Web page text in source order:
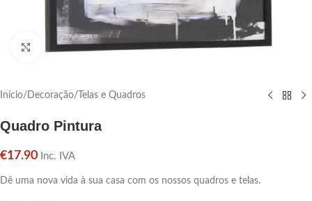
Click para aumentar
Início/ Decoração/ Telas e Quadros
Quadro Pintura
€17.90 Inc. IVA
Dê uma nova vida à sua casa com os nossos quadros e telas.